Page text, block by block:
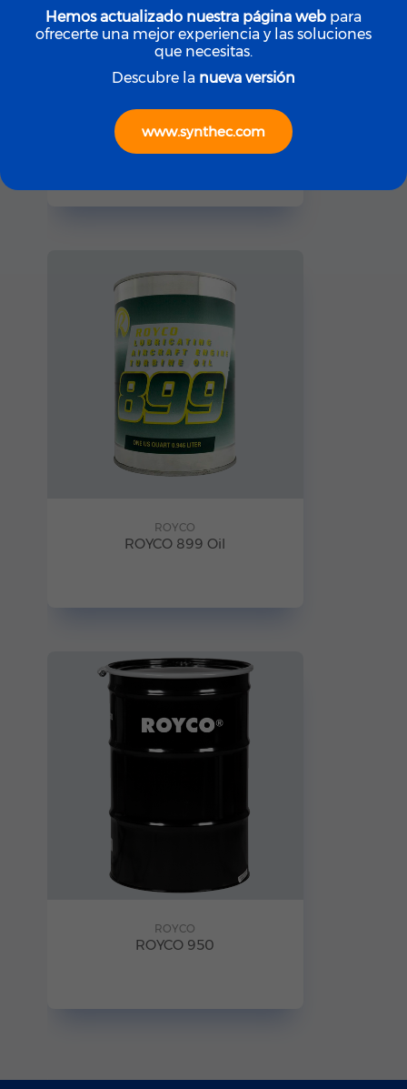
ROYCO
ROYCO LGF (Yellow)
ROYCO
ROYCO 899 Oil
ROYCO
ROYCO 950
Hemos actualizado nuestra página web para
ofrecerte una mejor experiencia y las soluciones
que necesitas.
Descubre la nueva versión
www.synthec.com